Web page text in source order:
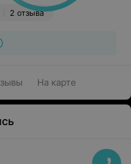
2 отзыва
На карте